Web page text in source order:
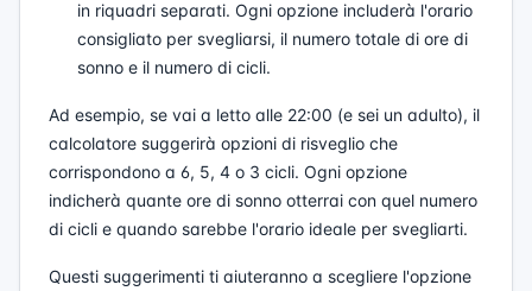
in riquadri separati. Ogni opzione includerà l'orario
consigliato per svegliarsi, il numero totale di ore di
sonno e il numero di cicli.
Ad esempio, se vai a letto alle 22:00 (e sei un adulto), il
calcolatore suggerirà opzioni di risveglio che
corrispondono a 6, 5, 4 o 3 cicli. Ogni opzione
indicherà quante ore di sonno otterrai con quel numero
di cicli e quando sarebbe l'orario ideale per svegliarti.
Questi suggerimenti ti aiuteranno a scegliere l'opzione